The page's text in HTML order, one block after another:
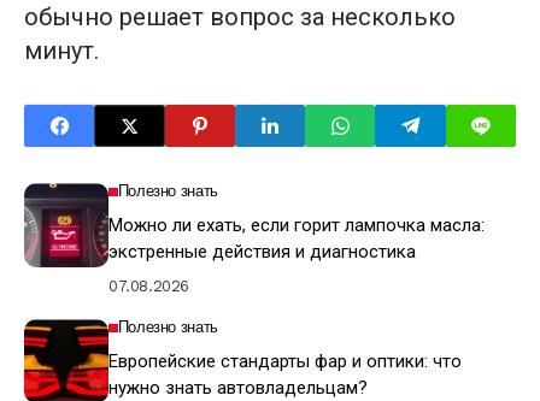
обычно решает вопрос за несколько
минут.
Полезно знать
Можно ли ехать, если горит лампочка масла:
экстренные действия и диагностика
07.08.2026
Полезно знать
Европейские стандарты фар и оптики: что
нужно знать автовладельцам?